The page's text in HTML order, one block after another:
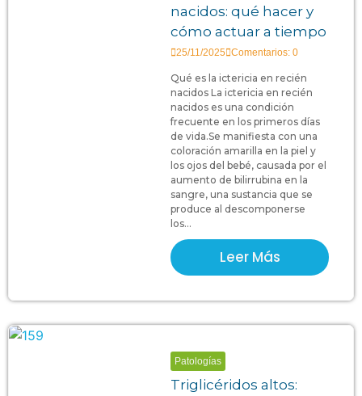
nacidos: qué hacer y
cómo actuar a tiempo
25/11/2025 Comentarios: 0
Qué es la ictericia en recién
nacidos La ictericia en recién
nacidos es una condición
frecuente en los primeros días
de vida.Se manifiesta con una
coloración amarilla en la piel y
los ojos del bebé, causada por el
aumento de bilirrubina en la
sangre, una sustancia que se
produce al descomponerse
los...
Leer Más
Patologías
Triglicéridos altos: